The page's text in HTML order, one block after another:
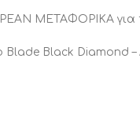
ΜΕΤΑΦΟΡΙΚΑ για
Blade Black Diamond –